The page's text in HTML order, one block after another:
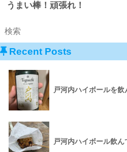
うまい棒！頑張れ！
Recent Posts
戸河内ハイボールを
戸河内ハイボール飲